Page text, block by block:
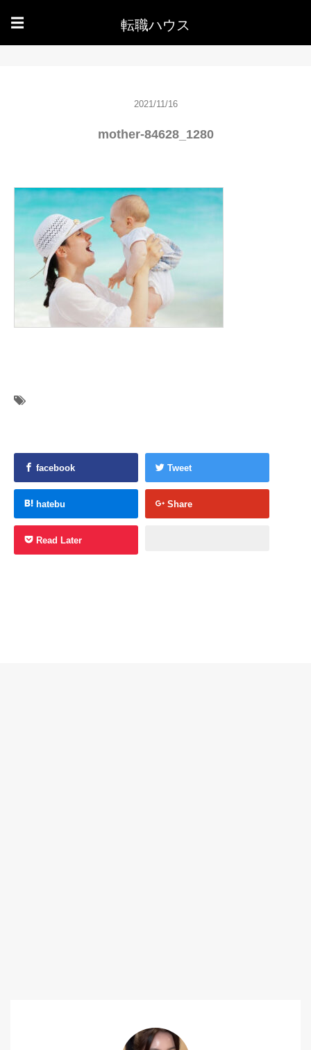
☰ 転職ハウス
2021/11/16
mother-84628_1280
facebook Tweet
hatebu Share
Read Later